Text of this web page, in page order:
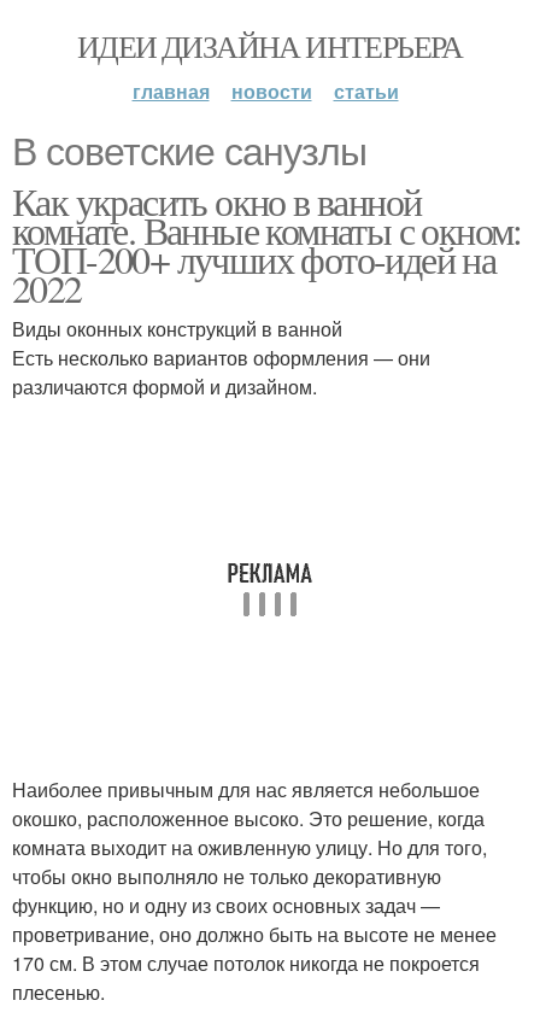
ИДЕИ ДИЗАЙНА ИНТЕРЬЕРА
главная новости статьи
В советские санузлы
Как украсить окно в ванной
комнате. Ванные комнаты с окном:
ТОП-200+ лучших фото-идей на
2022
Виды оконных конструкций в ванной
Есть несколько вариантов оформления — они
различаются формой и дизайном.
Наиболее привычным для нас является небольшое
окошко, расположенное высоко. Это решение, когда
комната выходит на оживленную улицу. Но для того,
чтобы окно выполняло не только декоративную
функцию, но и одну из своих основных задач —
проветривание, оно должно быть на высоте не менее
170 см. В этом случае потолок никогда не покроется
плесенью.